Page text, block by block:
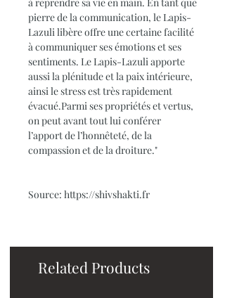
pierre de la communication, le Lapis-
Lazuli libère offre une certaine facilité
à communiquer ses émotions et ses
sentiments. Le Lapis-Lazuli apporte
aussi la plénitude et la paix intérieure,
ainsi le stress est très rapidement
évacué.Parmi ses propriétés et vertus,
on peut avant tout lui conférer
l’apport de l’honnêteté, de la
compassion et de la droiture."
Source: https://shivshakti.fr
Related Products